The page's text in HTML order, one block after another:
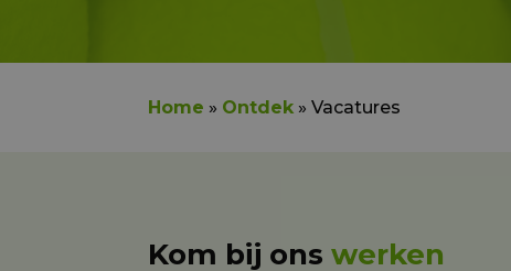
Home » Ontdek »Vacatures
Kom bij onswerken